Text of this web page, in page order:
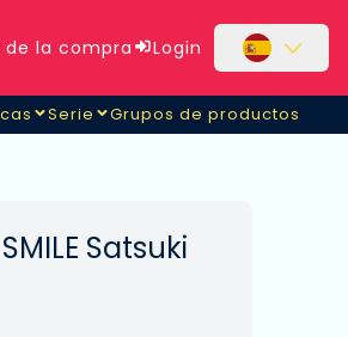
de la compra Login
Serie Grupos de productos
Satsuki